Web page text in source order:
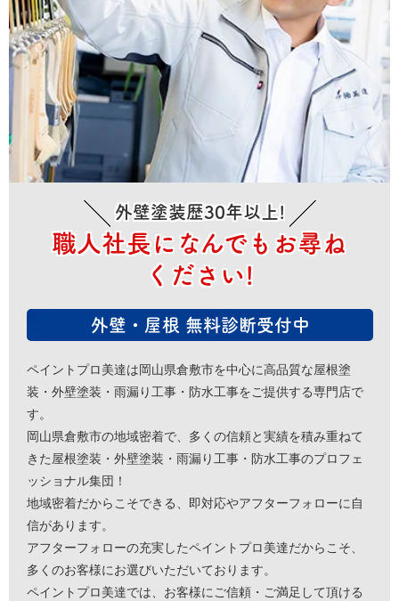
外壁塗装歴30年以上!
職人社長になんでもお尋ね
ください!
外壁・屋根 無料診断受付中
ペイントプロ美達は岡山県倉敷市を中心に高品質な屋根塗
装・外壁塗装・雨漏り工事・防水工事をご提供する専門店で
す。
岡山県倉敷市の地域密着で、多くの信頼と実績を積み重ねて
きた屋根塗装・外壁塗装・雨漏り工事・防水工事のプロフェ
ッショナル集団！
地域密着だからこそできる、即対応やアフターフォローに自
信があります。
アフターフォローの充実したペイントプロ美達だからこそ、
多くのお客様にお選びいただいております。
ペイントプロ美達では、お客様にご信頼・ご満足して頂ける